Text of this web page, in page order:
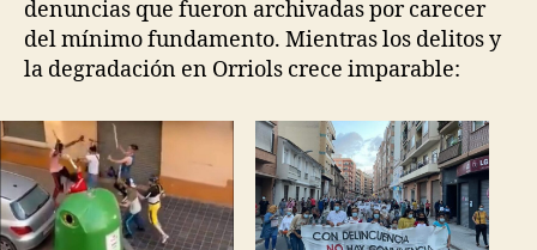
denuncias que fueron archivadas por carecer
del mínimo fundamento. Mientras los delitos y
la degradación en Orriols crece imparable: